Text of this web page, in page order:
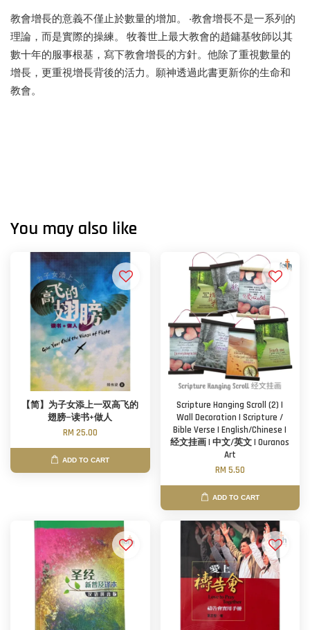
教會增長的意義不僅止於數量的增加。 ‧教會增長不是一系列的
理論，而是實際的操練。
牧養世上最大教會的趙鏞基牧師以其
數十年的服事根基，寫下教會增長的方針。他除了重視數量的
增長，更重視增長背後的活力。願神透過此書更新你的生命和
教會。
You may also like
【简】为子女添上一双高飞的
翅膀—读书+做人
RM 25.00
ADD TO CART
Scripture Hanging Scroll (2) |
Wall Decoration | Scripture /
Bible Verse | English/Chinese |
经文挂画 | 中文/英文 | Ouranos
Art
RM 5.50
ADD TO CART